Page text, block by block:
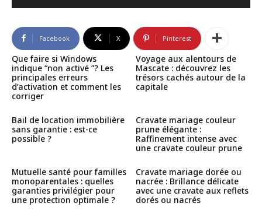
Facebook X Pinterest
Que faire si Windows
indique “non activé ”? Les
principales erreurs
d’activation et comment les
corriger
Voyage aux alentours de
Mascate : découvrez les
trésors cachés autour de la
capitale
Bail de location immobilière
sans garantie : est-ce
possible ?
Cravate mariage couleur
prune élégante :
Raffinement intense avec
une cravate couleur prune
Mutuelle santé pour familles
monoparentales : quelles
garanties privilégier pour
une protection optimale ?
Cravate mariage dorée ou
nacrée : Brillance délicate
avec une cravate aux reflets
dorés ou nacrés